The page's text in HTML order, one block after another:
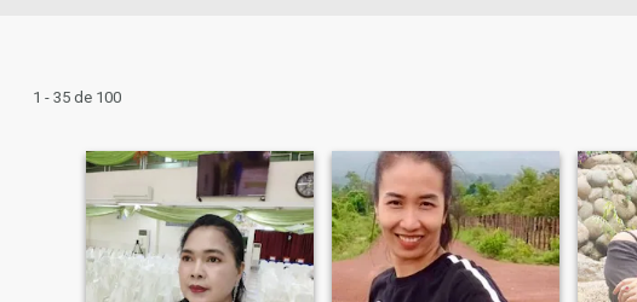
1 - 35 de 100